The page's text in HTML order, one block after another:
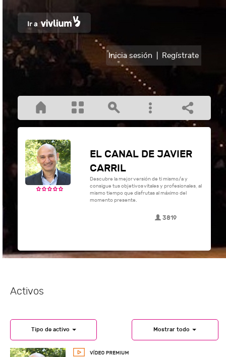
Inicia sesión Regístrate
EL CANAL DE JAVIER
CARRIL
Descubre la mejor versión de ti mismo/a y
consigue tus objetivos vitales y profesionales, al
mismo tiempo que disfrutas al máximo del
momento presente.
3819
Activos
Tipo de activo Mostrar todo